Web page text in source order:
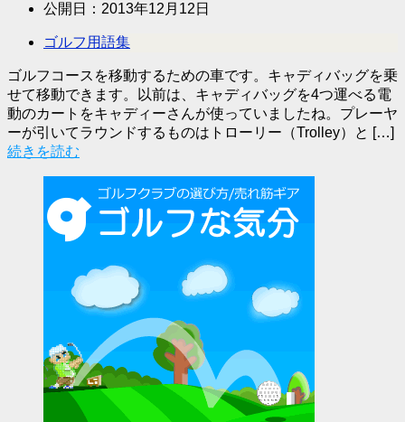
公開日： 2013年12月12日
ゴルフ用語集
ゴルフコースを移動するための車です。キャディバッグを乗
せて移動できます。以前は、キャディバッグを4つ運べる電
動のカートをキャディーさんが使っていましたね。プレーヤ
ーが引いてラウンドするものはトローリー（Trolley）と […]
続きを読む